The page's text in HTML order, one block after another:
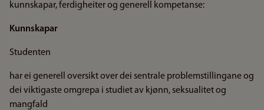
kunnskapar, ferdigheiter og generell kompetanse:
Kunnskapar
Studenten
har ei generell oversikt over dei sentrale problemstillingane og
dei viktigaste omgrepa i studiet av kjønn, seksualitet og
mangfald